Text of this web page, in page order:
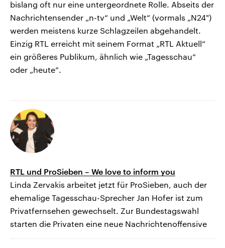
bislang oft nur eine untergeordnete Rolle. Abseits der
Nachrichtensender „n-tv“ und „Welt“ (vormals „N24")
werden meistens kurze Schlagzeilen abgehandelt.
Einzig RTL erreicht mit seinem Format „RTL Aktuell“
ein größeres Publikum, ähnlich wie „Tagesschau“
oder „heute“.
RTL und ProSieben – We love to inform you
Linda Zervakis arbeitet jetzt für ProSieben, auch der
ehemalige Tagesschau-Sprecher Jan Hofer ist zum
Privatfernsehen gewechselt. Zur Bundestagswahl
starten die Privaten eine neue Nachrichtenoffensive